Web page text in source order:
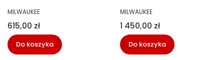
PRODUCENT
MILWAUKEE
Cena
615,00 zł
Do koszyka
PRODUCENT
MILWAUKEE
Cena
1 450,00 zł
Do koszyka